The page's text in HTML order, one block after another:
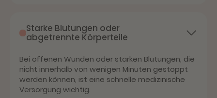
Starke Blutungen oder
abgetrennte Körperteile
Bei offenen Wunden oder starken Blutungen, die
nicht innerhalb von wenigen Minuten gestoppt
werden können, ist eine schnelle medizinische
Versorgung wichtig.